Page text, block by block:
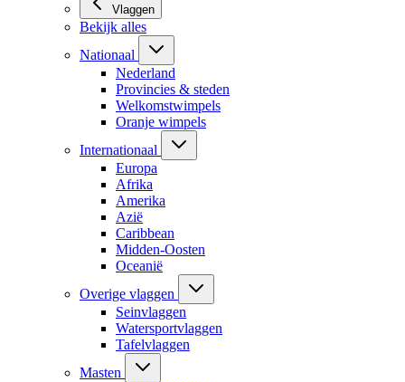
Vlaggen
Bekijk alles
Nationaal
Nederland
Provincies & steden
Welkomstwimpels
Oranje wimpels
Internationaal
Europa
Afrika
Amerika
Azië
Caribbean
Midden-Oosten
Oceanië
Overige vlaggen
Seinvlaggen
Watersportvlaggen
Tafelvlaggen
Masten